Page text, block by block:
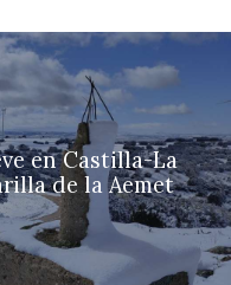
en Castilla-La
de la Aemet